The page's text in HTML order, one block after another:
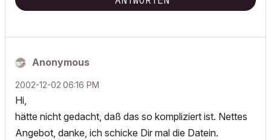
Anonymous
‎2002-12-02 06:16 PM
Hi,
hätte nicht gedacht, daß das so kompliziert ist. Nettes
Angebot, danke, ich schicke Dir mal die Datein.